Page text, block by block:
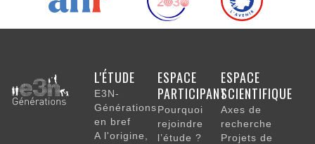
NAVIGATION
PRINCIPALE
L'ÉTUDE
E3N-
Générations
en bref
A l'origine,
ESPACE
PARTICIPANT
Pourquoi
rejoindre
l’étude ?
ESPACE
SCIENTIFIQUE
Axes de
recherche
Projets de